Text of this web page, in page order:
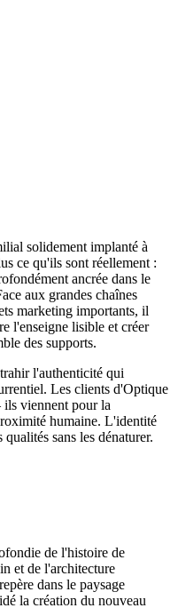
solidement implanté à
ce qu'ils sont réellement :
ancrée dans le
aux grandes chaînes
marketing importants, il
l'enseigne lisible et créer
des supports.
l'authenticité qui
Les clients d'Optique
viennent pour la
humaine. L'identité
sans les dénaturer.
de l'histoire de
et de l'architecture
dans le paysage
la création du nouveau